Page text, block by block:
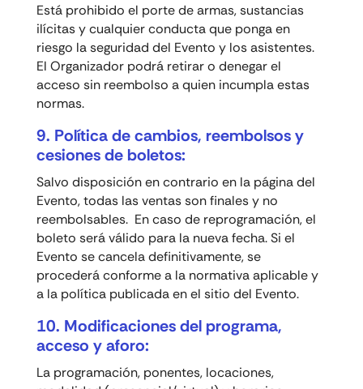
Está prohibido el porte de armas, sustancias
ilícitas y cualquier conducta que ponga en
riesgo la seguridad del Evento y los asistentes.
El Organizador podrá retirar o denegar el
acceso sin reembolso a quien incumpla estas
normas.
9. Política de cambios, reembolsos y
cesiones de boletos:
Salvo disposición en contrario en la página del
Evento, todas las ventas son finales y no
reembolsables. En caso de reprogramación, el
boleto será válido para la nueva fecha. Si el
Evento se cancela definitivamente, se
procederá conforme a la normativa aplicable y
a la política publicada en el sitio del Evento.
10. Modificaciones del programa,
acceso y aforo:
La programación, ponentes, locaciones,